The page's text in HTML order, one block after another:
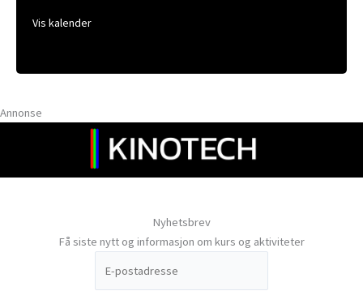
Vis kalender
Annonse
Nyhetsbrev
Få siste nytt og informasjon om kurs og aktiviteter